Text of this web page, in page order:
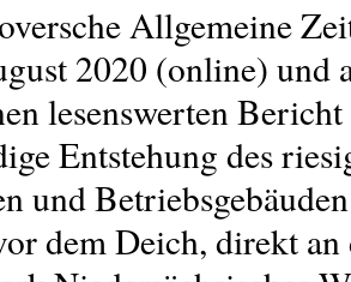
Allgemeine
2020 (online) und
lesenswerten
Entstehung des
und
dem Deich, direkt